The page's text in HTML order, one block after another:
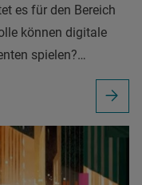
es für den Bereich
können digitale
spielen?…